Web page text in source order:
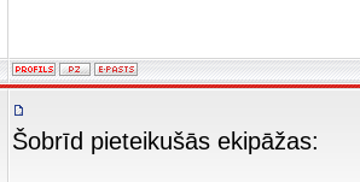
Šobrīd pieteikušās ekipāžas: